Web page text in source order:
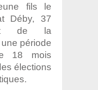
fils le
Déby, 37
de la
période
18 mois
élections